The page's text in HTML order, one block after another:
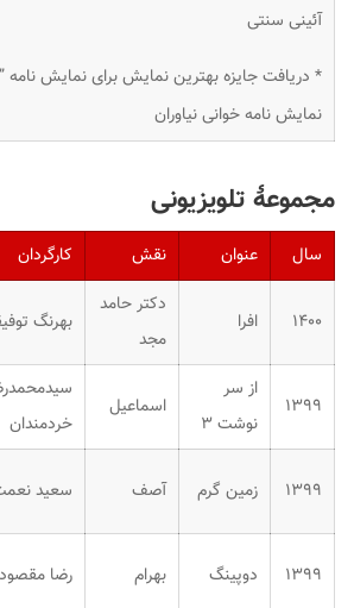
آئینی سنتی
* دریافت جایزه بهترین نمایش برای نمایش نامه
نمایش نامه خوانی نیاوران
مجموعهٔ تلویزیونی
سال عنوان نقش کارگردان
۱۴۰۰ افرا
دکتر حامد
مجد
بهرنگ
۱۳۹۹
از سر
نوشت ۳
اسماعیل
خردمندان
۱۳۹۹ زمین گرم آصف سعید
۱۳۹۹ دوپینگ بهرام رضا